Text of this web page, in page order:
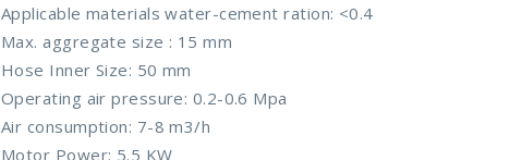
Applicable materials water-cement ration: <0.4
Max. aggregate size : 15 mm
Hose Inner Size: 50 mm
Operating air pressure: 0.2-0.6 Mpa
Air consumption: 7-8 m3/h
Motor Power: 5.5 KW